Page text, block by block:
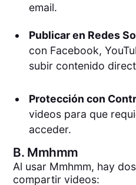
email.
Publicar en Redes
con Facebook,
subir contenido
Protección con
videos para que
acceder.
B. Mmhmm
Al usar Mmhmm, hay
compartir videos: